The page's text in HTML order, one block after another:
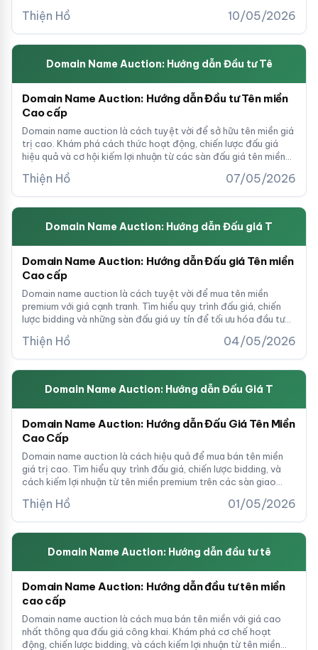
Thiện Hồ 10/05/2026
Domain Name Auction: Hướng dẫn Đầu tư Tê
Domain Name Auction: Hướng dẫn Đầu tư Tên miền
Cao cấp
Domain name auction là cách tuyệt vời để sở hữu tên miền giá
trị cao. Khám phá cách thức hoạt động, chiến lược đấu giá
hiệu quả và cơ hội kiếm lợi nhuận từ các sàn đấu giá tên miền
Thiện Hồ 07/05/2026
Domain Name Auction: Hướng dẫn Đấu giá T
Domain Name Auction: Hướng dẫn Đấu giá Tên miền
Cao cấp
Domain name auction là cách tuyệt vời để mua tên miền
premium với giá cạnh tranh. Tìm hiểu quy trình đấu giá, chiến
lược bidding và những sàn đấu giá uy tín để tối ưu hóa đầu tư
Thiện Hồ 04/05/2026
Domain Name Auction: Hướng dẫn Đấu Giá T
Domain Name Auction: Hướng dẫn Đấu Giá Tên Miền
Cao Cấp
Domain name auction là cách hiệu quả để mua bán tên miền
giá trị cao. Tìm hiểu quy trình đấu giá, chiến lược bidding, và
cách kiếm lợi nhuận từ tên miền premium trên các sàn giao
Thiện Hồ 01/05/2026
Domain Name Auction: Hướng dẫn đầu tư tê
Domain Name Auction: Hướng dẫn đầu tư tên miền
cao cấp
Domain name auction là cách mua bán tên miền với giá cao
nhất thông qua đấu giá công khai. Khám phá cơ chế hoạt
động, chiến lược bidding, và cách kiếm lợi nhuận từ tên miền